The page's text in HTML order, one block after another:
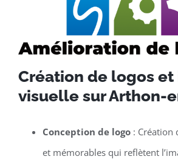
Création de logos
visuelle sur Arthon-
Conception de logo: Création
et mémorables qui reflètent